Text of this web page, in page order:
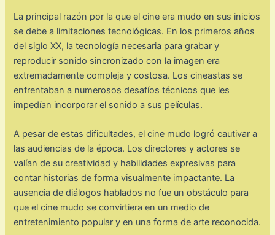
La principal razón por la que el cine era mudo en sus inicios
se debe a limitaciones tecnológicas. En los primeros años
del siglo XX, la tecnología necesaria para grabar y
reproducir sonido sincronizado con la imagen era
extremadamente compleja y costosa. Los cineastas se
enfrentaban a numerosos desafíos técnicos que les
impedían incorporar el sonido a sus películas.
A pesar de estas dificultades, el cine mudo logró cautivar a
las audiencias de la época. Los directores y actores se
valían de su creatividad y habilidades expresivas para
contar historias de forma visualmente impactante. La
ausencia de diálogos hablados no fue un obstáculo para
que el cine mudo se convirtiera en un medio de
entretenimiento popular y en una forma de arte reconocida.